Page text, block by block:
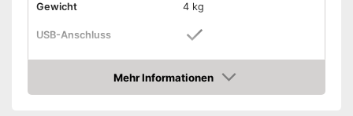
Gewicht
4 kg
USB-Anschluss
Mehr Informationen
Amazon